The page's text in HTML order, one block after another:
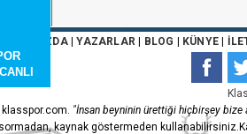
HAKKIMIZDA|YAZARLAR BLOG KÜNYE|
"İnsan beyninin ürettiği hiçbirşey bize
kaynak göstermeden